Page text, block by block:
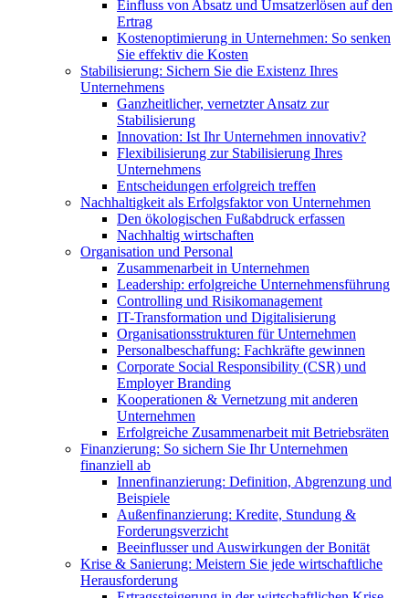
Einfluss von Absatz und Umsatzerlösen auf den
Ertrag
Kostenoptimierung in Unternehmen: So senken
Sie effektiv die Kosten
Stabilisierung: Sichern Sie die Existenz Ihres
Unternehmens
Ganzheitlicher, vernetzter Ansatz zur
Stabilisierung
Innovation: Ist Ihr Unternehmen innovativ?
Flexibilisierung zur Stabilisierung Ihres
Unternehmens
Entscheidungen erfolgreich treffen
Nachhaltigkeit als Erfolgsfaktor von Unternehmen
Den ökologischen Fußabdruck erfassen
Nachhaltig wirtschaften
Organisation und Personal
Zusammenarbeit in Unternehmen
Leadership: erfolgreiche Unternehmensführung
Controlling und Risikomanagement
IT-Transformation und Digitalisierung
Organisationsstrukturen für Unternehmen
Personalbeschaffung: Fachkräfte gewinnen
Corporate Social Responsibility (CSR) und
Employer Branding
Kooperationen & Vernetzung mit anderen
Unternehmen
Erfolgreiche Zusammenarbeit mit Betriebsräten
Finanzierung: So sichern Sie Ihr Unternehmen
finanziell ab
Innenfinanzierung: Definition, Abgrenzung und
Beispiele
Außenfinanzierung: Kredite, Stundung &
Forderungsverzicht
Beeinflusser und Auswirkungen der Bonität
Krise & Sanierung: Meistern Sie jede wirtschaftliche
Herausforderung